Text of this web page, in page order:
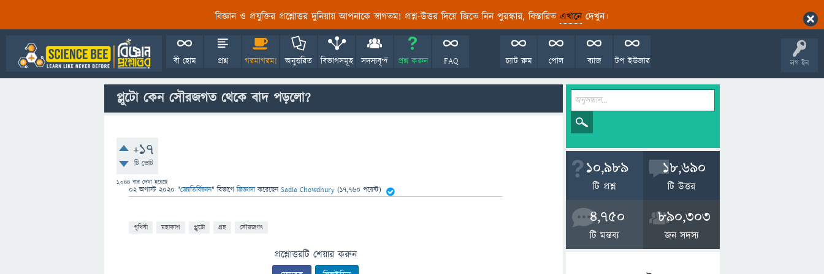
বিজ্ঞান ও প্রযুক্তির প্রশ্নোত্তর দুনিয়ায় আপনাকে স্বাগতম! প্রশ্ন-উত্তর দিয়ে জিতে নিন পুরস্কার, বিস্তারিত এখানেদেখুন।
লগ ইন
বী হোম প্রশ্ন গরমাগরম! অনুত্তরিত বিভাগসমূহ সদস্যবৃন্দ প্রশ্ন করুন FAQ টপ ইউজার
ব্যাজ
পোল
চ্যাট রুম
প্লুটো কেন সৌরজগত থেকে বাদ পড়লো?
+17
টি ভোট
1,044 বার দেখা হয়েছে
02 অগাস্ট 2020 "জ্যোতির্বিজ্ঞান" বিভাগে জিজ্ঞাসাকরেছেনSadia Chowdhury (17,760 পয়েন্ট)
পৃথিবী মহাকাশ প্লুটো গ্রহ সৌরজগৎ
প্রশ্নোত্তরটি শেয়ার করুন
10,989
টি প্রশ্ন
18,690
টি উত্তর
4,750
টি মন্তব্য
890,303
জন সদস্য